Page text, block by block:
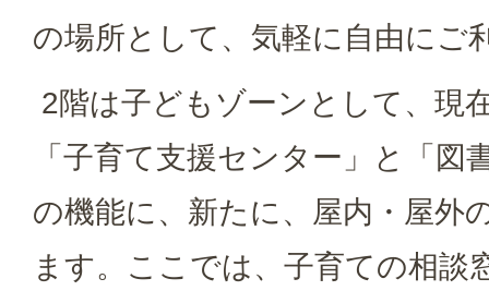
の場所として、気軽に自由にご
2階は子どもゾーンとして、現
「子育て支援センター」と「図
の機能に、新たに、屋内・屋外
ます。ここでは、子育ての相談